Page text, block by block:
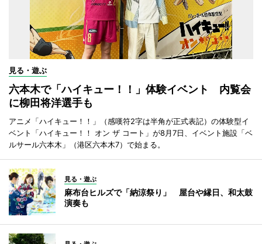
見る・遊ぶ
六本木で「ハイキュー！！」体験イベント 内覧会
に柳田将洋選手も
アニメ「ハイキュー！！」（感嘆符2字は半角が正式表記）の体験型イ
ベント「ハイキュー！！ オン ザ コート」が8月7日、イベント施設「ベ
ルサール六本木」（港区六本木7）で始まる。
見る・遊ぶ
麻布台ヒルズで「納涼祭り」 屋台や縁日、和太鼓
演奏も